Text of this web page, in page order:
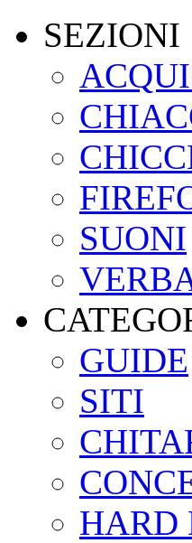
SEZIONI
SUONI
GUIDE
SITI
HARD